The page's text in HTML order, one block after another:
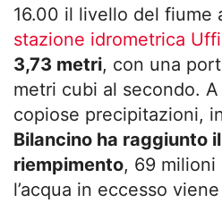
16.00 il livello del fiume
stazione idrometrica
3,73 metri, con una
metri cubi al secondo.
copiose precipitazioni,
Bilancino ha raggiunto
riempimento, 69
l’acqua in eccesso